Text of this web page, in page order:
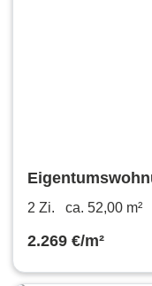
2 Zi. ca. 52,00 m²
2.269 €/m²